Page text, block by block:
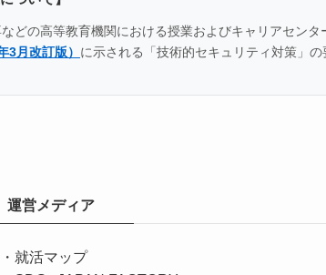
どの高等教育機関における授業およびキャリアセン
月改訂版） に示される「技術的セキュリティ対策」
運営メディア
・ 就活マップ